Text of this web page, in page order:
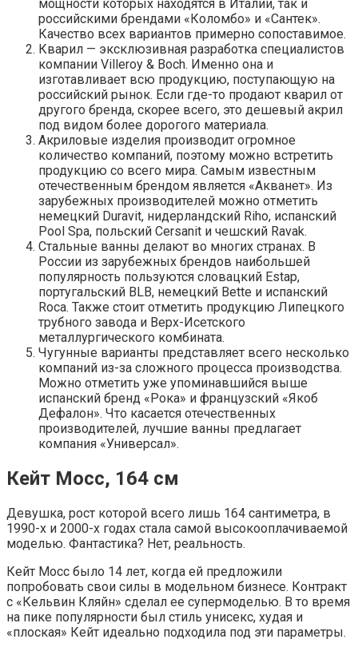
мощности которых находятся в Италии, так и
российскими брендами «Коломбо» и «Сантек».
Качество всех вариантов примерно сопоставимое.
Кварил — эксклюзивная разработка специалистов
компании Villeroy & Boch. Именно она и
изготавливает всю продукцию, поступающую на
российский рынок. Если где-то продают кварил от
другого бренда, скорее всего, это дешевый акрил
под видом более дорогого материала.
Акриловые изделия производит огромное
количество компаний, поэтому можно встретить
продукцию со всего мира. Самым известным
отечественным брендом является «Акванет». Из
зарубежных производителей можно отметить
немецкий Duravit, нидерландский Riho, испанский
Pool Spa, польский Cersanit и чешский Ravak.
Стальные ванны делают во многих странах. В
России из зарубежных брендов наибольшей
популярность пользуются словацкий Estap,
португальский BLB, немецкий Bette и испанский
Roca. Также стоит отметить продукцию Липецкого
трубного завода и Верх-Исетского
металлургического комбината.
Чугунные варианты представляет всего несколько
компаний из-за сложного процесса производства.
Можно отметить уже упоминавшийся выше
испанский бренд «Рока» и французский «Якоб
Дефалон». Что касается отечественных
производителей, лучшие ванны предлагает
компания «Универсал».
Кейт Мосс, 164 см
Девушка, рост которой всего лишь 164 сантиметра, в
1990-х и 2000-х годах стала самой высокооплачиваемой
моделью. Фантастика? Нет, реальность.
Кейт Мосс было 14 лет, когда ей предложили
попробовать свои силы в модельном бизнесе. Контракт
с «Кельвин Кляйн» сделал ее супермоделью. В то время
на пике популярности был стиль унисекс, худая и
«плоская» Кейт идеально подходила под эти параметры.